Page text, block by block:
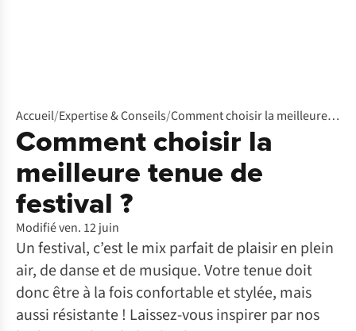
Accueil/Expertise & Conseils/ Comment choisir la meilleure tenue de festival ?
Comment choisir la
meilleure tenue de
festival ?
Modifié ven. 12 juin
Un festival, c’est le mix parfait de plaisir en plein
air, de danse et de musique. Votre tenue doit
donc être à la fois confortable et stylée, mais
aussi résistante ! Laissez-vous inspirer par nos